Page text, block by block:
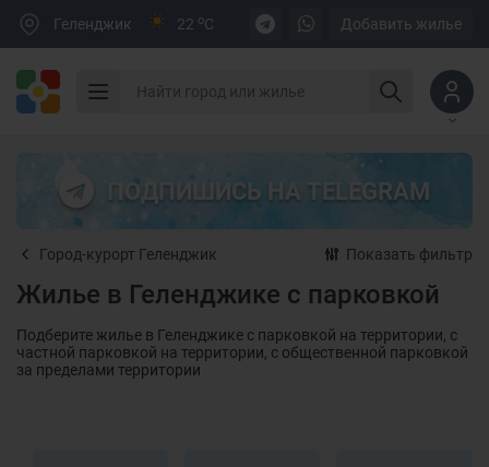
Геленджик 22 oC Добавить жилье
ПОДПИШИСЬ НА TELEGRAM
Город-курорт Геленджик Показать фильтр
Жилье в Геленджике с парковкой
Подберите жилье в Геленджике с парковкой на территории, с
частной парковкой на территории, с общественной парковкой
за пределами территории